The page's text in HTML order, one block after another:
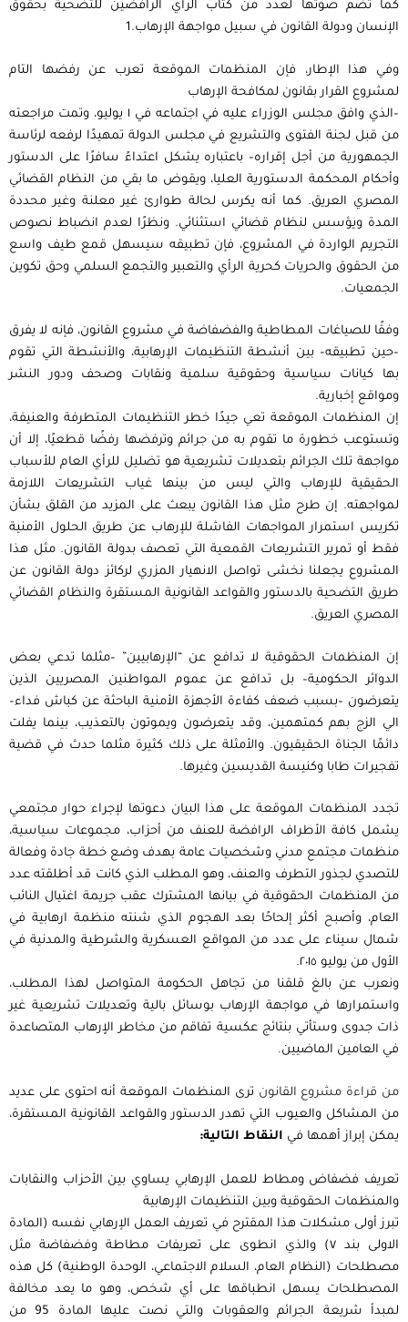
كما تضم صوتها لعدد من كتاب الرأي الرافضين للتضحية بحقوق
الإنسان ودولة القانون في سبيل مواجهة الإرهاب.1
وفي هذا الإطار، فإن المنظمات الموقعة تعرب عن رفضها التام
لمشروع القرار بقانون لمكافحة الإرهاب
–الذي وافق مجلس الوزراء عليه في اجتماعه في ١ يوليو، وتمت مراجعته
من قبل لجنة الفتوى والتشريع في مجلس الدولة تمهيدًا لرفعه لرئاسة
الجمهورية من أجل إقراره– باعتباره يشكل اعتداءً سافرًا على الدستور
وأحكام المحكمة الدستورية العليا، ويقوض ما بقي من النظام القضائي
المصري العريق. كما أنه يكرس لحالة طوارئ غير معلنة وغير محددة
المدة ويؤسس لنظام قضائي استثنائي. ونظرًا لعدم انضباط نصوص
التجريم الواردة في المشروع، فإن تطبيقه سيسهل قمع طيف واسع
من الحقوق والحريات كحرية الرأي والتعبير والتجمع السلمي وحق تكوين
الجمعيات.
وفقًا للصياغات المطاطية والفضفاضة في مشروع القانون، فإنه لا يفرق
–حين تطبيقه– بين أنشطة التنظيمات الإرهابية، والأنشطة التي تقوم
بها كيانات سياسية وحقوقية سلمية ونقابات وصحف ودور النشر
ومواقع إخبارية.
إن المنظمات الموقعة تعي جيدًا خطر التنظيمات المتطرفة والعنيفة،
وتستوعب خطورة ما تقوم به من جرائم وترفضها رفضًا قطعيًا، إلا أن
مواجهة تلك الجرائم بتعديلات تشريعية هو تضليل للرأي العام للأسباب
الحقيقية للإرهاب والتي ليس من بينها غياب التشريعات اللازمة
لمواجهته. إن طرح مثل هذا القانون يبعث على المزيد من القلق بشأن
تكريس استمرار المواجهات الفاشلة للإرهاب عن طريق الحلول الأمنية
فقط أو تمرير التشريعات القمعية التي تعصف بدولة القانون. مثل هذا
المشروع يجعلنا نخشى تواصل الانهيار المزري لركائز دولة القانون عن
طريق التضحية بالدستور والقواعد القانونية المستقرة والنظام القضائي
المصري العريق.
إن المنظمات الحقوقية لا تدافع عن “الإرهابيين” –مثلما تدعي بعض
الدوائر الحكومية– بل تدافع عن عموم المواطنين المصريين الذين
يتعرضون –بسبب ضعف كفاءة الأجهزة الأمنية الباحثة عن كباش فداء–
الي الزج بهم كمتهمين، وقد يتعرضون ويموتون بالتعذيب، بينما يفلت
دائمًا الجناة الحقيقيون. والأمثلة على ذلك كثيرة مثلما حدث في قضية
تفجيرات طابا وكنيسة القديسين وغيرها.
تجدد المنظمات الموقعة على هذا البيان دعوتها لإجراء حوار مجتمعي
يشمل كافة الأطراف الرافضة للعنف من أحزاب، مجموعات سياسية،
منظمات مجتمع مدني وشخصيات عامة بهدف وضع خطة جادة وفعالة
للتصدي لجذور التطرف والعنف، وهو المطلب الذي كانت قد أطلقته عدد
من المنظمات الحقوقية في بيانها المشترك عقب جريمة اغتيال النائب
العام، وأصبح أكثر إلحاحًا بعد الهجوم الذي شنته منظمة ارهابية في
شمال سيناء على عدد من المواقع العسكرية والشرطية والمدنية في
الأول من يوليو ٢٠١٥.
ونعرب عن بالغ قلقنا من تجاهل الحكومة المتواصل لهذا المطلب،
واستمرارها في مواجهة الإرهاب بوسائل بالية وتعديلات تشريعية غير
ذات جدوى وستأتي بنتائج عكسية تفاقم من مخاطر الاٍرهاب المتصاعدة
في العامين الماضيين.
من قراءة مشروع القانونترى المنظمات الموقعة أنه احتوى على عديد
من المشاكل والعيوب التي تهدر الدستور والقواعد القانونية المستقرة،
يمكن إبراز أهمها في النقاط التالية:
تعريف فضفاض ومطاط للعمل الإرهابي يساوي بين الأحزاب والنقابات
والمنظمات الحقوقية وبين التنظيمات الإرهابية
تبرز أولى مشكلات هذا المقترح في تعريف العمل الإرهابي نفسه (المادة
الاولى بند ٧) والذي انطوى على تعريفات مطاطة وفضفاضة مثل
مصطلحات (النظام العام، السلام الاجتماعي، الوحدة الوطنية) كل هذه
المصطلحات يسهل انطباقها على أي شخص، وهو ما يعد مخالفة
لمبدأ شريعة الجرائم والعقوبات والتي نصت عليها المادة 95 من